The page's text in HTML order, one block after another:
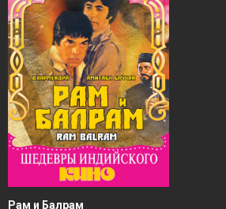
Рам и Балрам